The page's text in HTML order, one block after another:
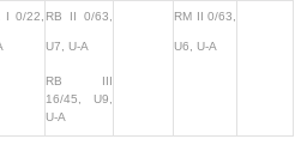
I 0/22, RB II 0/63,
U7, U-A
RB III
16/45, U9,
U-A
RM II 0/63,
U6, U-A